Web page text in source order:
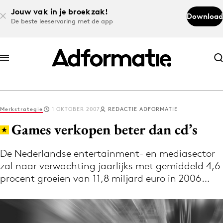
Jouw vak in je broekzak!
De beste leeservaring met de app
Download
Abonneer nu
Abonneer nu
Log in
Download de app
Volg het laatste nieuws via de Adformatie
Nieuws app
Merkstrategie 1 OKTOBER 2007 REDACTIE ADFORMATIE
Games verkopen beter dan cd’s
De Nederlandse entertainment- en mediasector
zal naar verwachting jaarlijks met gemiddeld 4,6
procent groeien van 11,8 miljard euro in 2006…